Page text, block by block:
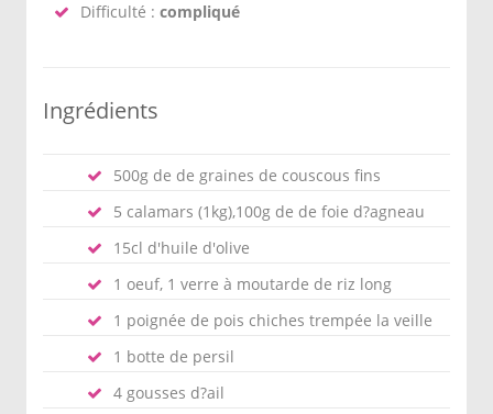
Difficulté : compliqué
Ingrédients
500g de de graines de couscous fins
5 calamars (1kg),100g de de foie d?agneau
15cl d'huile d'olive
1 oeuf, 1 verre à moutarde de riz long
1 poignée de pois chiches trempée la veille
1 botte de persil
4 gousses d?ail